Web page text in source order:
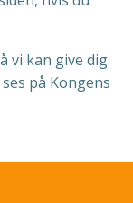
vi kan give dig
på Kongens